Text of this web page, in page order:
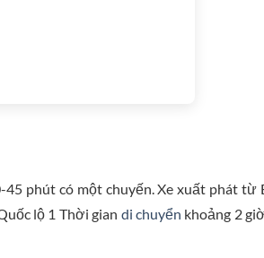
phút có một chuyến. Xe xuất phát từ
lộ 1 Thời gian di chuyển khoảng 2